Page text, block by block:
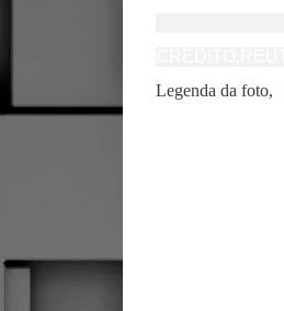
Legenda da foto,